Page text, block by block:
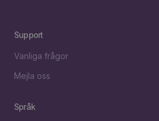
Support
Vanliga frågor
Mejla oss
Språk